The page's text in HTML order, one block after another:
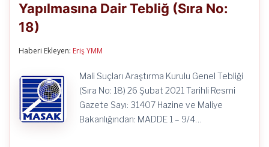
(Sıra
Tebliğ
(Sıra
No:
18)
için
Yapılmasına Dair Tebliğ (Sıra No:
18)
Haberi Ekleyen: Eriş YMM
Mali Suçları Araştırma Kurulu Genel Tebliği
(Sıra No: 18) 26 Şubat 2021 Tarihli Resmi
Gazete Sayı: 31407 Hazine ve Maliye
Bakanlığından: MADDE 1 – 9/4…